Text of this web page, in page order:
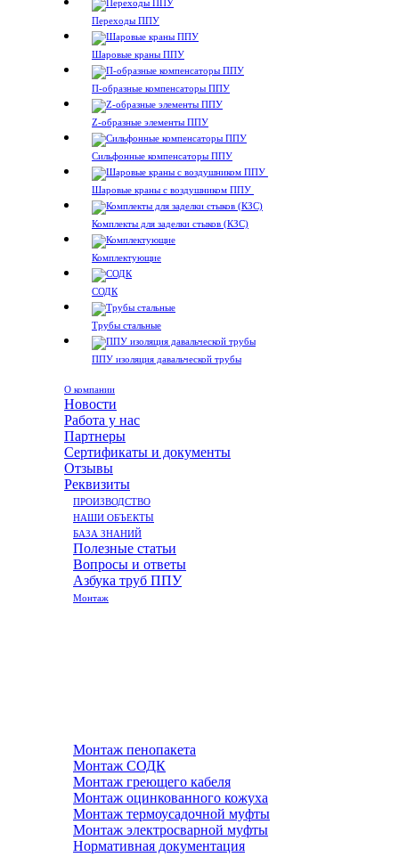
Переходы ППУ
Шаровые краны ППУ
П-образные компенсаторы ППУ
Z-образные элементы ППУ
Сильфонные компенсаторы ППУ
Шаровые краны с воздушником ППУ
Комплекты для заделки стыков (КЗС)
Комплектующие
СОДК
Трубы стальные
ППУ изоляция давальческой трубы
О компании
Новости
Работа у нас
Партнеры
Сертификаты и документы
Отзывы
Реквизиты
ПРОИЗВОДСТВО
НАШИ ОБЪЕКТЫ
БАЗА ЗНАНИЙ
Полезные статьи
Вопросы и ответы
Азбука труб ППУ
Монтаж
Монтаж пенопакета
Монтаж СОДК
Монтаж греющего кабеля
Монтаж оцинкованного кожуха
Монтаж термоусадочной муфты
Монтаж электросварной муфты
Нормативная документация